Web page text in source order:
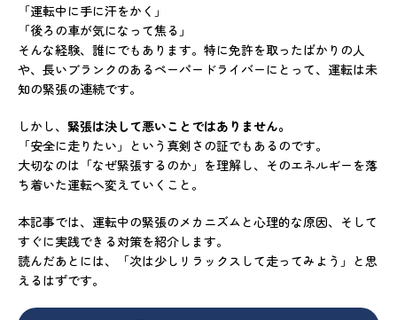
「運転中に手に汗をかく」
「後ろの車が気になって焦る」
そんな経験、誰にでもあります。特に免許を取ったばかりの人
や、長いブランクのあるペーパードライバーにとって、運転は未
知の緊張の連続です。
しかし、 緊張は決して悪いことではありません。
「安全に走りたい」という真剣さの証でもあるのです。
大切なのは「なぜ緊張するのか」を理解し、そのエネルギーを落
ち着いた運転へ変えていくこと。
本記事では、運転中の緊張のメカニズムと心理的な原因、そして
すぐに実践できる対策を紹介します。
読んだあとには、「次は少しリラックスして走ってみよう」と思
えるはずです。